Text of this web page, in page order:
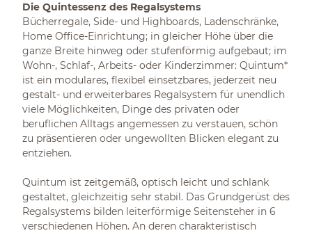
Die Quintessenz des Regalsystems
Bücherregale, Side- und Highboards, Ladenschränke,
Home Office-Einrichtung; in gleicher Höhe über die
ganze Breite hinweg oder stufenförmig aufgebaut; im
Wohn-, Schlaf-, Arbeits- oder Kinderzimmer: Quintum*
ist ein modulares, flexibel einsetzbares, jederzeit neu
gestalt- und erweiterbares Regalsystem für unendlich
viele Möglichkeiten, Dinge des privaten oder
beruflichen Alltags angemessen zu verstauen, schön
zu präsentieren oder ungewollten Blicken elegant zu
entziehen.
Quintum ist zeitgemäß, optisch leicht und schlank
gestaltet, gleichzeitig sehr stabil. Das Grundgerüst des
Regalsystems bilden leiterförmige Seitensteher in 6
verschiedenen Höhen. An deren charakteristisch